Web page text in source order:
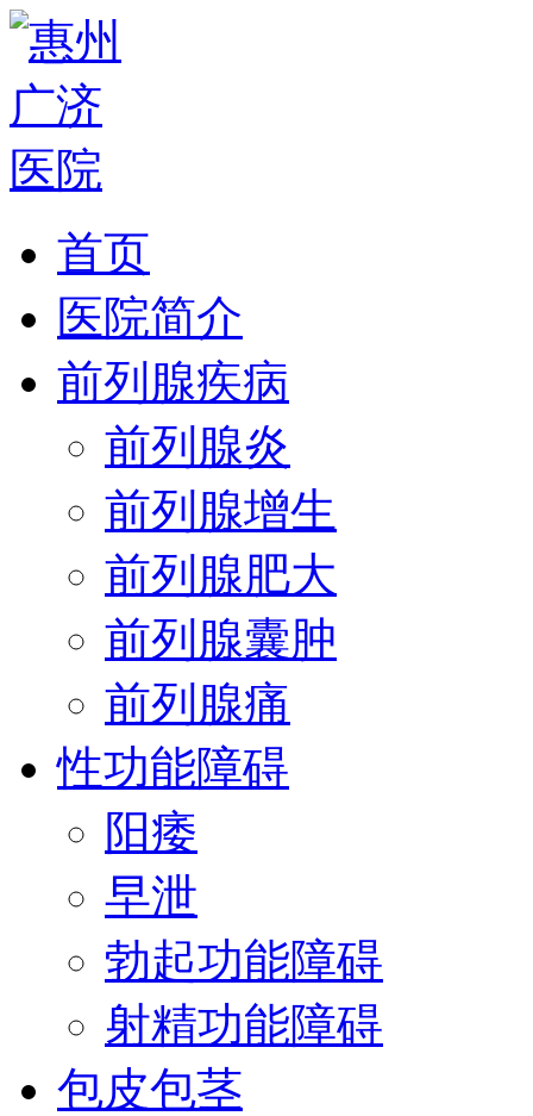
首页
医院简介
前列腺疾病
前列腺炎
前列腺增生
前列腺肥大
前列腺囊肿
前列腺痛
性功能障碍
阳痿
早泄
勃起功能障碍
射精功能障碍
包皮包茎